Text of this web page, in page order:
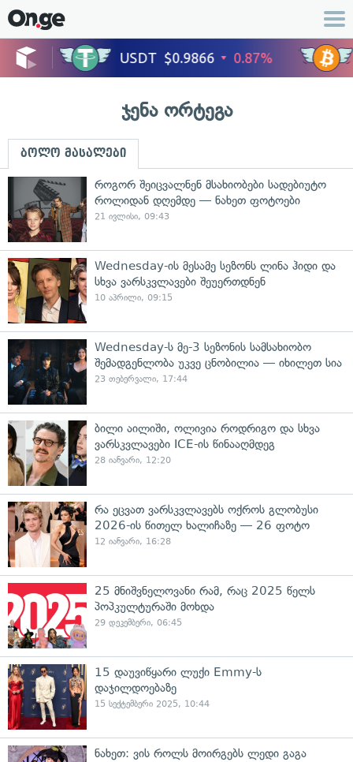
ჯენა ორტეგა
ბოლო მასალები
როგორ შეიცვალნენ მსახიობები სადებიუტო
როლიდან დღემდე — ნახეთ ფოტოები
21 ივლისი, 09:43
Wednesday-ის მესამე სეზონს ლინა ჰიდი და
სხვა ვარსკვლავები შეუერთდნენ
10 აპრილი, 09:15
Wednesday-ს მე-3 სეზონის სამსახიობო
შემადგენლობა უკვე ცნობილია — იხილეთ სია
23 თებერვალი, 17:44
ბილი აილიში, ოლივია როდრიგო და სხვა
ვარსკვლავები ICE-ის წინააღმდეგ
28 იანვარი, 12:20
რა ეცვათ ვარსკვლავებს ოქროს გლობუსი
2026-ის წითელ ხალიჩაზე — 26 ფოტო
12 იანვარი, 16:28
25 მნიშვნელოვანი რამ, რაც 2025 წელს
პოპკულტურაში მოხდა
29 დეკემბერი, 06:45
15 დაუვიწყარი ლუქი Emmy-ს
დაჯილდოებაზე
15 სექტემბერი 2025, 10:44
ნახეთ: ვის როლს მოირგებს ლედი გაგა